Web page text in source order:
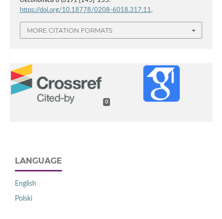
https://doi.org/10.18778/0208-6018.317.11 .
MORE CITATION FORMATS
0
LANGUAGE
English
Polski